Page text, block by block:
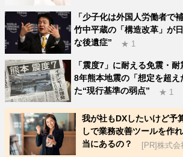
「少子化は外国人労働者で
竹中平蔵の「構造改革」が
な後遺症”
★ 1
「震度7」に耐える免震・
8年熊本地震の「想定を超
た“現行基準の弱点”
★ 1
我が社もDXしたいけど予
しで業務改善ツールを作
当にあるの？
[PR]株式会